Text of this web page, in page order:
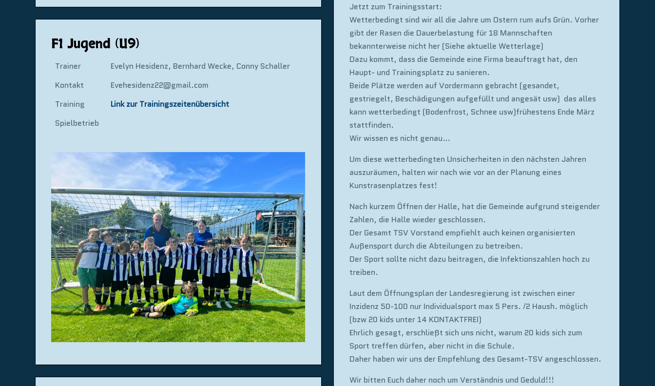
Jetzt zum Trainingsstart:
Wetterbedingt sind wir all die Jahre um Ostern rum aufs Grün. Vorher
gibt der Rasen die Dauerbelastung für 18 Mannschaften
bekannterweise nicht her (Siehe aktuelle Wetterlage)
Dazu kommt, dass die Gemeinde eine Firma beauftragt hat, den
Haupt- und Trainingsplatz zu sanieren.
Beide Plätze werden auf Vordermann gebracht (gesandet,
gestriegelt, Beschädigungen aufgefüllt und angesät usw) das alles
kann wetterbedingt (Bodenfrost, Schnee usw)frühestens Ende März
stattfinden.
Wir wissen es nicht genau…
Um diese wetterbedingten Unsicherheiten in den nächsten Jahren
auszuräumen, halten wir nach wie vor an der Planung eines
Kunstrasenplatzes fest!
Nach kurzem Öffnen der Halle, hat die Gemeinde aufgrund steigender
Zahlen, die Halle wieder geschlossen.
Der Gesamt TSV Vorstand empfiehlt auch keinen organisierten
Außensport durch die Abteilungen zu betreiben.
Der Sport sollte nicht dazu beitragen, die Infektionszahlen hoch zu
treiben.
Laut dem Öffnungsplan der Landesregierung ist zwischen einer
Inzidenz 50-100 nur Individualsport max 5 Pers. /2 Haush. möglich
(bzw 20 kids unter 14 KONTAKTFREI)
Ehrlich gesagt, erschließt sich uns nicht, warum 20 kids sich zum
Sport treffen dürfen, aber nicht in die Schule.
Daher haben wir uns der Empfehlung des Gesamt-TSV angeschlossen.
Wir bitten Euch daher noch um Verständnis und Geduld!!!
F1 Jugend (U9)
Trainer
Evelyn Hesidenz, Bernhard Wecke, Conny Schaller
Kontakt
Evehesidenz22@gmail.com
Training
Link zur Trainingszeitenübersicht
Spielbetrieb